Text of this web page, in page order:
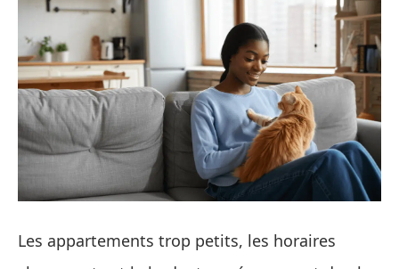
Les appartements trop petits, les horaires